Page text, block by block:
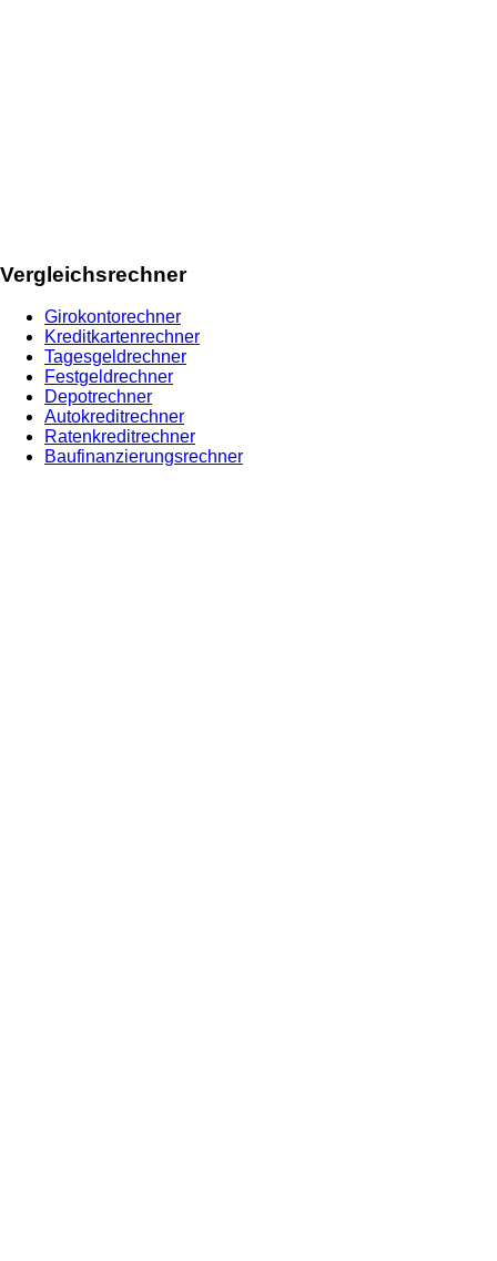
Vergleichsrechner
Girokontorechner
Kreditkartenrechner
Tagesgeldrechner
Festgeldrechner
Depotrechner
Autokreditrechner
Ratenkreditrechner
Baufinanzierungsrechner